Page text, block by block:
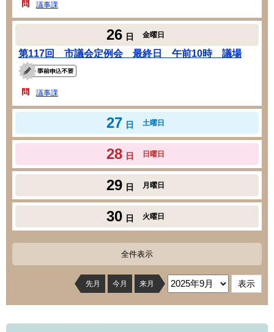
議事課
26 日 金曜日
第117回 市議会定例会 最終日 午前10時 議場
議事課
27 日 土曜日
28 日 日曜日
29 日 月曜日
30 日 火曜日
全件表示
先月 今月 来月